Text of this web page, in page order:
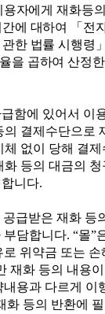
용자에게 재화등
에 대하여
「 전
한 법률 시행령 」
을 곱하여 산정
함에 있어서 이
의 결제수단으로
체 없이 당해 결
화 등의 대금의
니다.
급받은 재화 등
부담합니다. “몰”
로 위약금 또는
재화 등의 내용이
용과 다르게 이
화 등의 반환에